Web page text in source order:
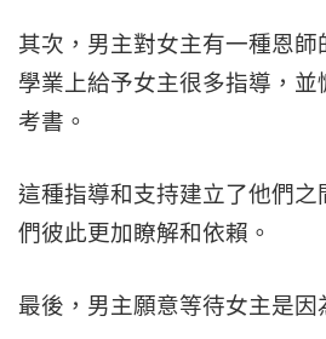
其次，男主對女主有一種恩
學業上給予女主很多指導，
考書。
這種指導和支持建立了他們
們彼此更加瞭解和依賴。
最後，男主願意等待女主是因